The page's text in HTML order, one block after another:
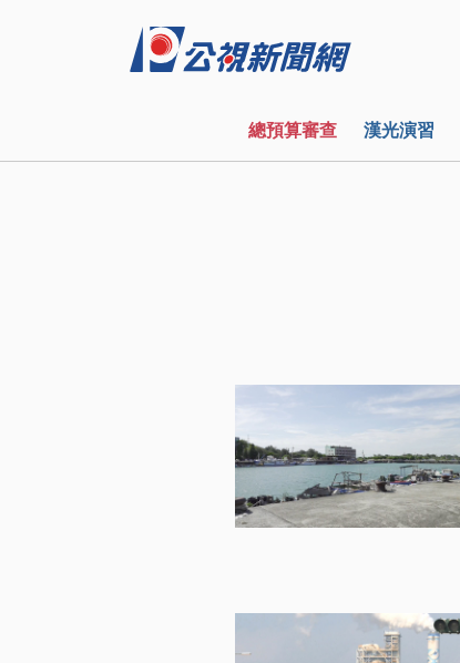
總預算審查 漢光演習